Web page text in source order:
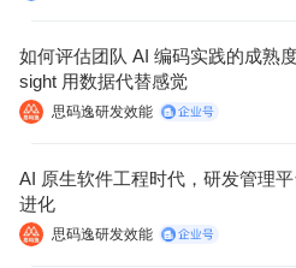
如何评估团队 AI 编码实践的成熟
sight 用数据代替感觉
思码逸研发效能
AI 原生软件工程时代，研发管理
进化
思码逸研发效能